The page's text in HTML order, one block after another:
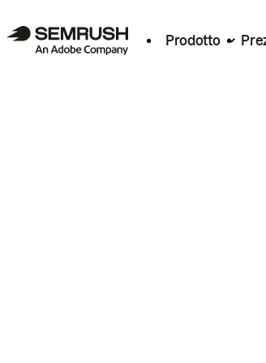
Prodotto